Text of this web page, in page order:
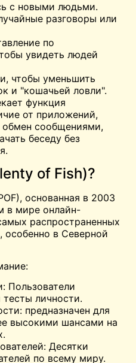
с новыми людьми.
разговоры или
по
увидеть людей
чтобы уменьшить
и "кошачьей ловли".
функция
от приложений,
сообщениями,
беседу без
of Fish)?
основанная в 2003
в мире онлайн-
распространенных
особенно в Северной
Пользователи
личности.
предназначен для
высокими шансами на
Десятки
по всему миру.